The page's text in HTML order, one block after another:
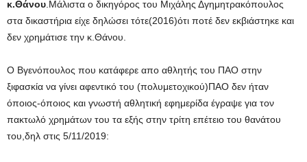
κ.Θάνου.Μάλιστα ο δικηγόρος του Μιχάλης Δγημητρακόπουλος
στα δικαστήρια είχε δηλώσει τότε(2016)ότι ποτέ δεν εκβιάστηκε και
δεν χρημάτισε την κ.Θάνου.
Ο Βγενόπουλος που κατάφερε απο αθλητής του ΠΑΟ στην
ξιφασκία να γίνει αφεντικό του (πολυμετοχικού)ΠΑΟ δεν ήταν
όποιος-όποιος και γνωστή αθλητική εφημερίδα έγραψε για τον
πακτωλό χρημάτων του τα εξής στην τρίτη επέτειο του θανάτου
του,δηλ στις 5/11/2019: